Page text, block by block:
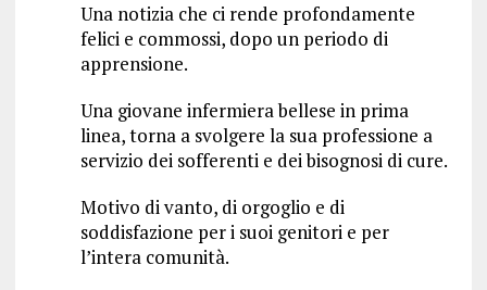
Una notizia che ci rende profondamente
felici e commossi, dopo un periodo di
apprensione.
Una giovane infermiera bellese in prima
linea, torna a svolgere la sua professione a
servizio dei sofferenti e dei bisognosi di cure.
Motivo di vanto, di orgoglio e di
soddisfazione per i suoi genitori e per
l’intera comunità.